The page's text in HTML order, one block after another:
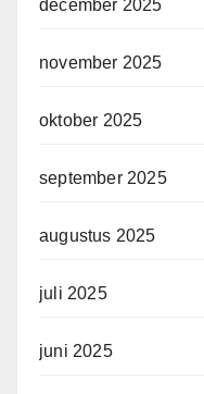
december 2025
november 2025
oktober 2025
september 2025
augustus 2025
juli 2025
juni 2025